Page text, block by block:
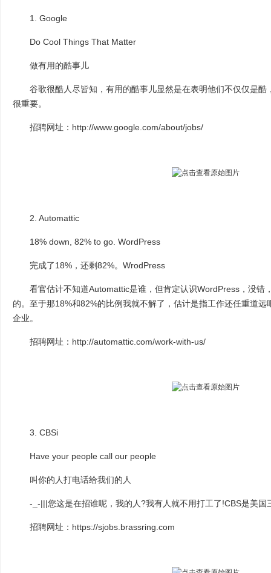
1. Google
Do Cool Things That Matter
做有用的酷事儿
谷歌很酷人尽皆知，有用的酷事儿显然是在表明他们不仅仅是酷
很重要。
招聘网址：http://www.google.com/about/jobs/
2. Automattic
18% down, 82% to go. WordPress
完成了18%，还剩82%。WrodPress
看官估计不知道Automattic是谁，但肯定认识WordPress，没错
的。至于那18%和82%的比例我就不解了，估计是指工作还任重道
企业。
招聘网址：http://automattic.com/work-with-us/
3. CBSi
Have your people call our people
叫你的人打电话给我们的人
-_-|||您这是在招谁呢，我的人?我有人就不用打工了!CBS是美国
招聘网址：https://sjobs.brassring.com